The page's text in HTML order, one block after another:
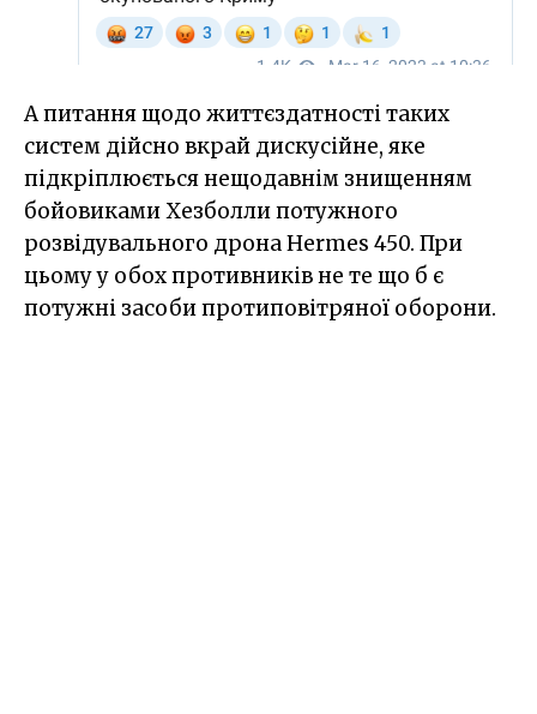
А питання щодо життєздатності таких
систем дійсно вкрай дискусійне, яке
підкріплюється нещодавнім знищенням
бойовиками Хезболли потужного
розвідувального дрона Hermes 450. При
цьому у обох противників не те що б є
потужні засоби протиповітряної оборони.